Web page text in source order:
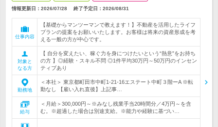
情報更新日：2026/07/28 終了予定日： 2026/08/31
仕事内容
【基礎からマンツーマンで教えます！】不動産を活用したライフ
プランの提案をお願いいたします。お客様は将来の資産形成を考
える一般の方が中心です。
対象と
なる方
【 自分を変えたい、稼ぐ力を身につけたいという“熱意”をお持ち
の方 】◎経験・スキル不問 ◎1件平均30万円～50万円のインセン
ティブあり
勤務地
＜本社＞ 東京都町田市中町1-21-16エステート中町３階ーA ※転
勤なし 【雇い入れ直後】上記事…
給与
＜月給＞300,000円～※みなし残業手当20時間分／4万円～を含
む。※超過した場合は別途支給。※能力や経験に基づい…